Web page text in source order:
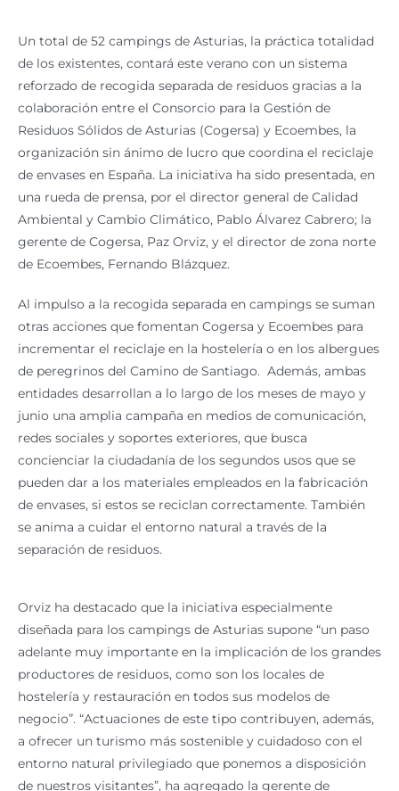
Un total de 52 campings de Asturias, la práctica totalidad
de los existentes, contará este verano con un sistema
reforzado de recogida separada de residuos gracias a la
colaboración entre el Consorcio para la Gestión de
Residuos Sólidos de Asturias (Cogersa) y Ecoembes, la
organización sin ánimo de lucro que coordina el reciclaje
de envases en España. La iniciativa ha sido presentada, en
una rueda de prensa, por el director general de Calidad
Ambiental y Cambio Climático, Pablo Álvarez Cabrero; la
gerente de Cogersa, Paz Orviz, y el director de zona norte
de Ecoembes, Fernando Blázquez.
Al impulso a la recogida separada en campings se suman
otras acciones que fomentan Cogersa y Ecoembes para
incrementar el reciclaje en la hostelería o en los albergues
de peregrinos del Camino de Santiago. Además, ambas
entidades desarrollan a lo largo de los meses de mayo y
junio una amplia campaña en medios de comunicación,
redes sociales y soportes exteriores, que busca
concienciar la ciudadanía de los segundos usos que se
pueden dar a los materiales empleados en la fabricación
de envases, si estos se reciclan correctamente. También
se anima a cuidar el entorno natural a través de la
separación de residuos.
Orviz ha destacado que la iniciativa especialmente
diseñada para los campings de Asturias supone “un paso
adelante muy importante en la implicación de los grandes
productores de residuos, como son los locales de
hostelería y restauración en todos sus modelos de
negocio”. “Actuaciones de este tipo contribuyen, además,
a ofrecer un turismo más sostenible y cuidadoso con el
entorno natural privilegiado que ponemos a disposición
de nuestros visitantes”, ha agregado la gerente de